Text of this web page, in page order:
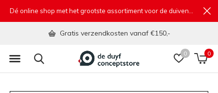
0 0
Gratis verzendkosten vanaf €150,-